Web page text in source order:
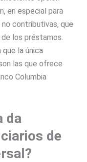
en especial para
no contributivas, que
los préstamos.
la única
las que ofrece
Columbia
da
de